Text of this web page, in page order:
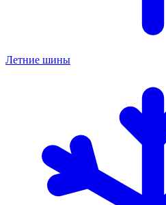
Летние шины